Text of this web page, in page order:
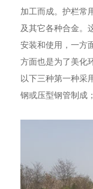
加工而成。护栏常
及其它各种合金。
安装和使用，一方
方面也是为了美化
以下三种第一种采
钢或压型钢管制成